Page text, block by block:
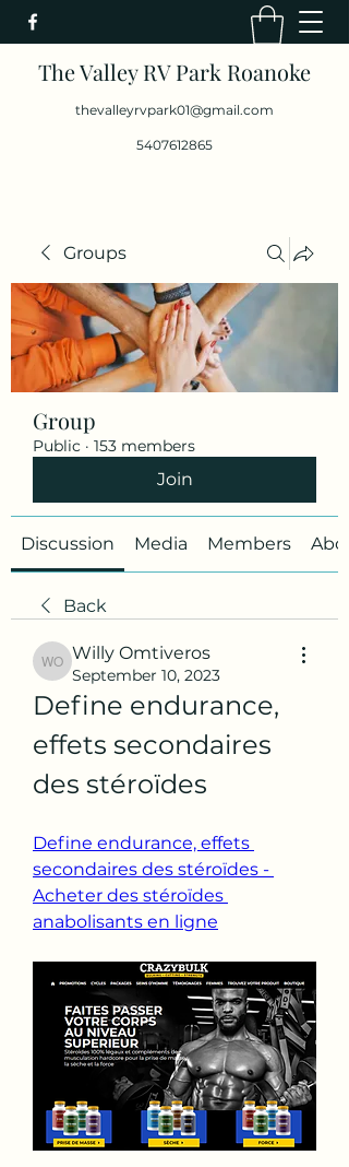
The Valley RV Park Roanoke
thevalleyrvpark01@gmail.com
5407612865
Groups
Group
Public · 153 members
Join
Discussion Media Members
Back
Willy Omtiveros
Willy Omtiveros
September 10, 2023
Define endurance,
effets secondaires
des stéroïdes
Define endurance, effets
secondaires des stéroïdes -
Acheter des stéroïdes
anabolisants en ligne